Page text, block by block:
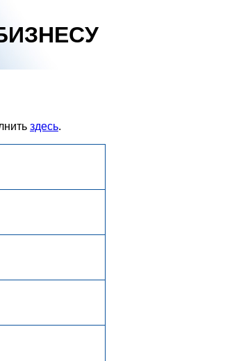
здесь.